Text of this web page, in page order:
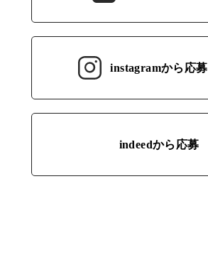
instagramから応募
indeedから応募